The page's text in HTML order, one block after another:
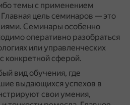
темы с применением
Главная цель семинаров — это
Семинары особенно
оперативно разобраться
или управленческих
конкретной сферой.
вид обучения, где
выдающихся успехов в
свои умения,